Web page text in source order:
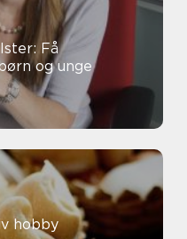
Få
og unge
hobby